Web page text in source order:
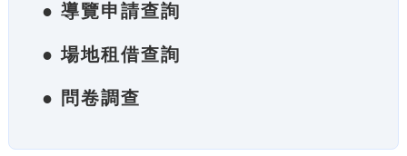
● 導覽申請查詢
● 場地租借查詢
● 問卷調查